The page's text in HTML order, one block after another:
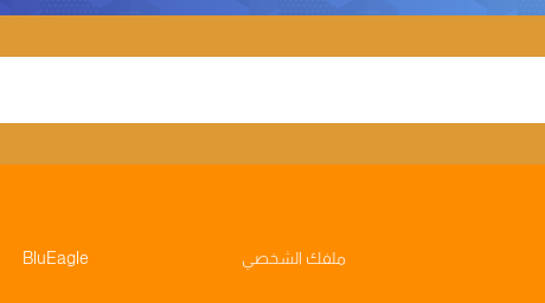
ملفك الشخصي BluEagle